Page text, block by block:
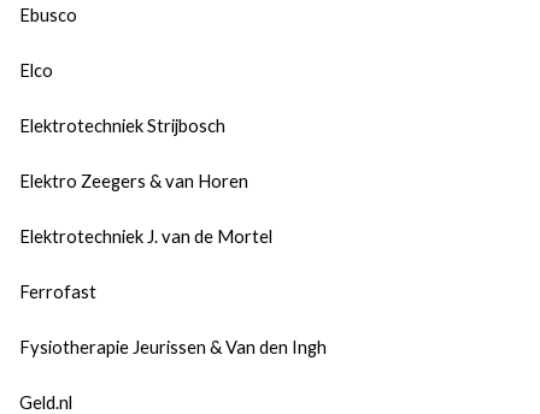
Ebusco
Elco
Elektrotechniek Strijbosch
Elektro Zeegers & van Horen
Elektrotechniek J. van de Mortel
Ferrofast
Fysiotherapie Jeurissen & Van den Ingh
Geld.nl